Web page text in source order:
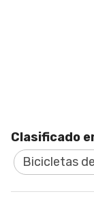
Clasificado
Bicicletas